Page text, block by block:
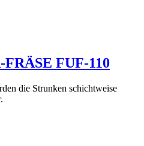
FUF-110
die Strunken schichtweise